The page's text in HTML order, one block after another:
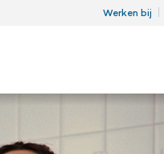
Werken bij